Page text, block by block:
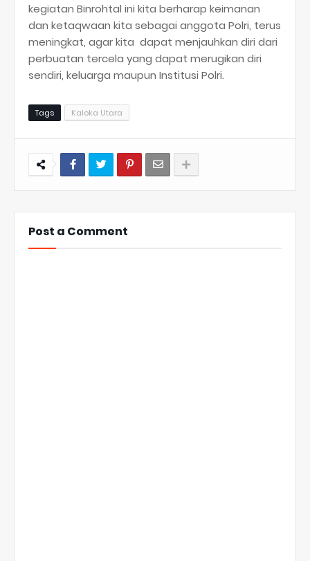
kegiatan Binrohtal ini kita berharap keimanan
dan ketaqwaan kita sebagai anggota Polri, terus
meningkat, agar kita dapat menjauhkan diri dari
perbuatan tercela yang dapat merugikan diri
sendiri, keluarga maupun Institusi Polri.
Tags Kaloka Utara
Post a Comment